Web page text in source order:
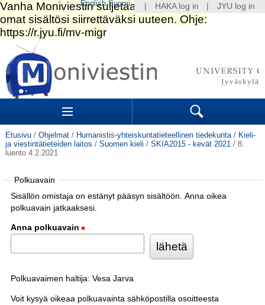
Siirry
sisältöön.
|
Siirry
navigointiin
Sections Search
Etusivu / Ohjelmat / Humanistis-yhteiskuntatieteellinen tiedekunta / Kieli-
ja viestintätieteiden laitos / Suomen kieli / SKIA2015 - kevät 2021 / 8.
luento 4.2.2021
Polkuavain
Sisällön omistaja on estänyt pääsyn sisältöön. Anna oikea
polkuavain jatkaaksesi.
Anna polkuavain
Polkuavaimen haltija: Vesa Jarva
Voit kysyä oikeaa polkuavainta sähköpostilla osoitteesta
HAKA log in JYU log in
English Suomi